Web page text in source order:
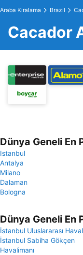
Araba Kiralama Brazil
Cacador
Dünya Geneli En
Istanbul
Antalya
Milano
Dalaman
Bologna
Dünya Geneli En
İstanbul Uluslararası
İstanbul Sabiha Gökçen
Havalimanı